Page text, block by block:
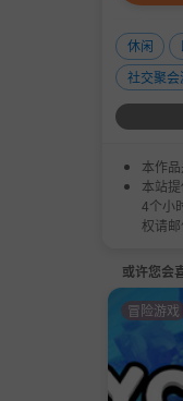
休闲
社交聚会
本作
本站
4个小
权请
或许您会
冒险游戏